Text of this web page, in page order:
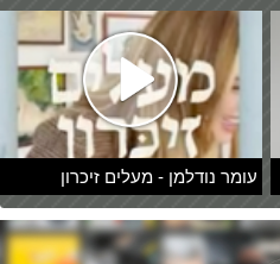
עומר נודלמן - מעלים זיכרון